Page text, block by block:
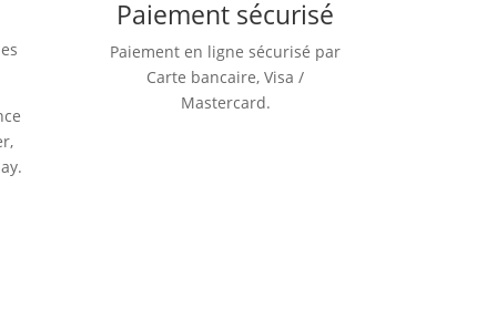
Paiement sécurisé
Paiement en ligne sécurisé par
Carte bancaire, Visa /
Mastercard.